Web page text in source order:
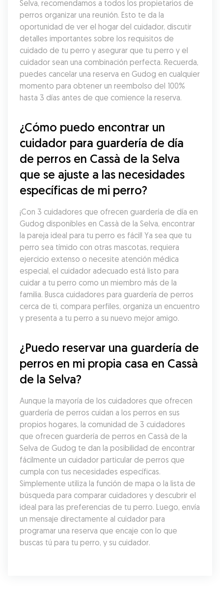
Selva, recomendamos a todos los propietarios de
perros organizar una reunión. Esto te da la
oportunidad de ver el hogar del cuidador, discutir
detalles importantes sobre los requisitos de
cuidado de tu perro y asegurar que tu perro y el
cuidador sean una combinación perfecta. Recuerda,
puedes cancelar una reserva en Gudog en cualquier
momento para obtener un reembolso del 100%
hasta 3 días antes de que comience la reserva.
¿Cómo puedo encontrar un
cuidador para guardería de día
de perros en Cassà de la Selva
que se ajuste a las necesidades
específicas de mi perro?
¡Con 3 cuidadores que ofrecen guardería de día en
Gudog disponibles en Cassà de la Selva, encontrar
la pareja ideal para tu perro es fácil! Ya sea que tu
perro sea tímido con otras mascotas, requiera
ejercicio extenso o necesite atención médica
especial, el cuidador adecuado está listo para
cuidar a tu perro como un miembro más de la
familia. Busca cuidadores para guardería de perros
cerca de ti, compara perfiles, organiza un encuentro
y presenta a tu perro a su nuevo mejor amigo.
¿Puedo reservar una guardería de
perros en mi propia casa en Cassà
de la Selva?
Aunque la mayoría de los cuidadores que ofrecen
guardería de perros cuidan a los perros en sus
propios hogares, la comunidad de 3 cuidadores
que ofrecen guardería de perros en Cassà de la
Selva de Gudog te dan la posibilidad de encontrar
fácilmente un cuidador particular de perros que
cumpla con tus necesidades específicas.
Simplemente utiliza la función de mapa o la lista de
búsqueda para comparar cuidadores y descubrir el
ideal para las preferencias de tu perro. Luego, envía
un mensaje directamente al cuidador para
programar una reserva que encaje con lo que
buscas tú para tu perro, y su cuidador.